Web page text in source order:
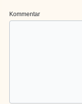
Kommentar